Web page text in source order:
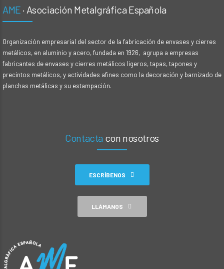
AME · Asociación Metalgráfica Española
Organización empresarial del sector de la fabricación de envases y cierres
metálicos, en aluminio y acero, fundada en 1926, agrupa a empresas
fabricantes de envases y cierres metálicos ligeros, tapas, tapones y
precintos metálicos, y actividades afines como la decoración y barnizado de
planchas metálicas y su estampación.
Contacta con nosotros
ESCRÍBENOS
LLÁMANOS